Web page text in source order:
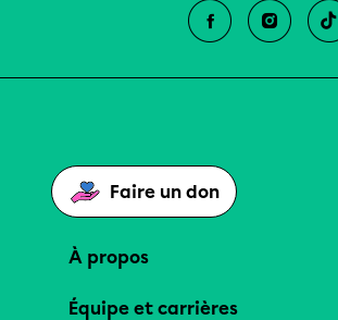
Faire un don
À propos
Équipe et carrières